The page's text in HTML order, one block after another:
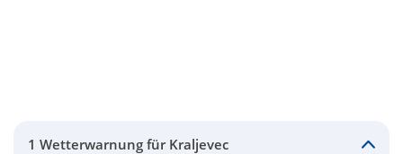
1 Wetterwarnung für Kraljevec